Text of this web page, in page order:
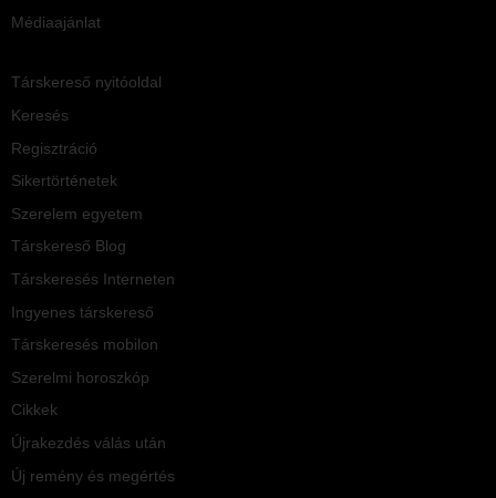
Médiaajánlat
Társkereső nyitóoldal
Keresés
Regisztráció
Sikertörténetek
Szerelem egyetem
Társkereső Blog
Társkeresés Interneten
Ingyenes társkereső
Társkeresés mobilon
Szerelmi horoszkóp
Cikkek
Újrakezdés válás után
Új remény és megértés